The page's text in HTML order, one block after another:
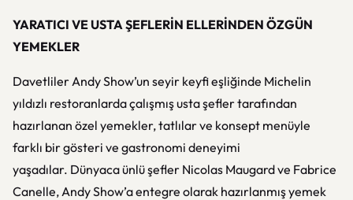
YARATICI VE USTA ŞEFLERİN ELLERİNDEN ÖZGÜN
YEMEKLER
Davetliler Andy Show’un seyir keyfi eşliğinde Michelin
yıldızlı restoranlarda çalışmış usta şefler tarafından
hazırlanan özel yemekler, tatlılar ve konsept menüyle
farklı bir gösteri ve gastronomi deneyimi
yaşadılar. Dünyaca ünlü şefler Nicolas Maugard ve Fabrice
Canelle, Andy Show’a entegre olarak hazırlanmış yemek